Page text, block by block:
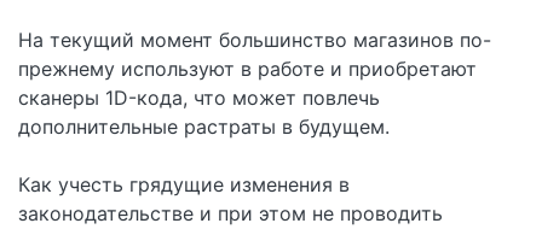
На текущий момент большинство магазинов по-
прежнему используют в работе и приобретают
сканеры 1D-кода, что может повлечь
дополнительные растраты в будущем.
Как учесть грядущие изменения в
законодательстве и при этом не проводить